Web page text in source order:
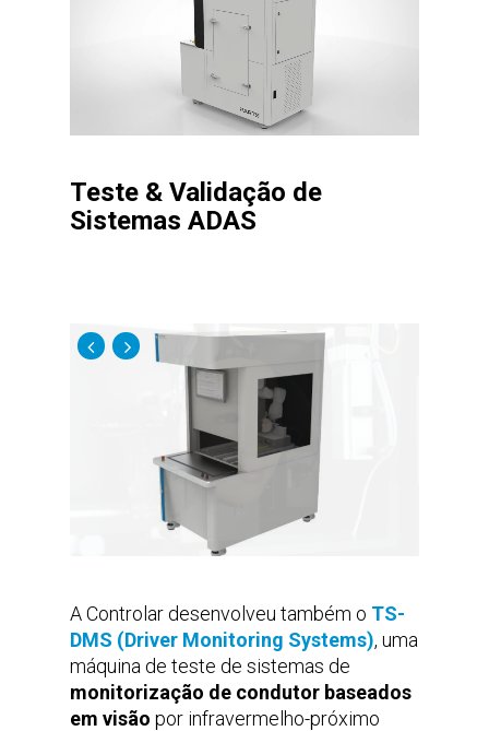
Teste & Validação de
Sistemas ADAS
A Controlar desenvolveu também o TS-
DMS (Driver Monitoring Systems), uma
máquina de teste de sistemas de
monitorização de condutor baseados
em visão por infravermelho-próximo